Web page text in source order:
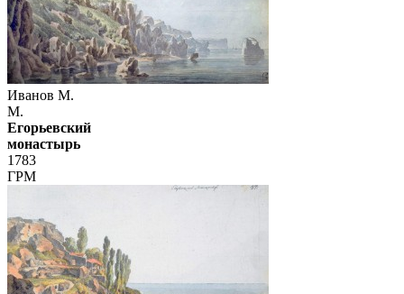
Иванов М.
М.
Егорьевский
монастырь
1783
ГРМ